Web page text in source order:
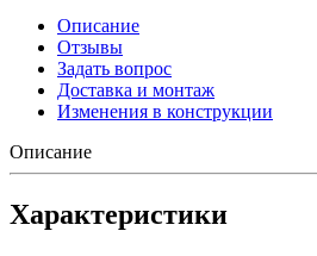
Описание
Отзывы
Задать вопрос
Доставка и монтаж
Изменения в конструкции
Описание
Характеристики